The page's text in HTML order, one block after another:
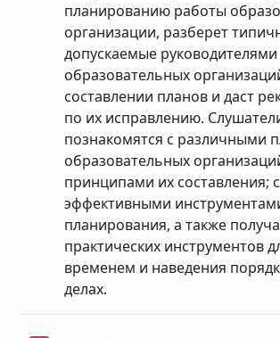
планированию работы
организации, разберет
допускаемые руководителями
образовательных
составлении планов и даст
по их исправлению.
познакомятся с различными
образовательных
принципами их составления; с
эффективными
планирования, а также
практических инструментов
временем и наведения
делах.